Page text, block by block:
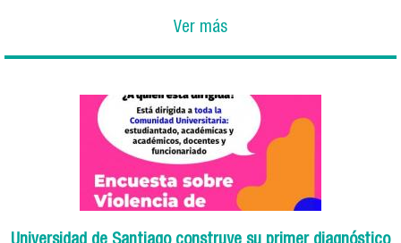
Ver más